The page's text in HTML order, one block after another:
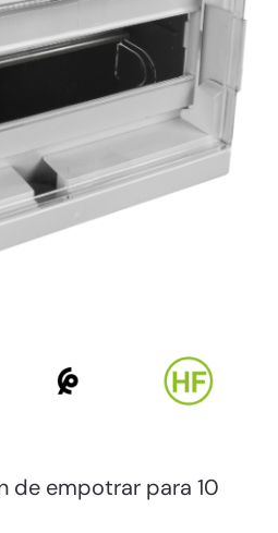
de empotrar para 10